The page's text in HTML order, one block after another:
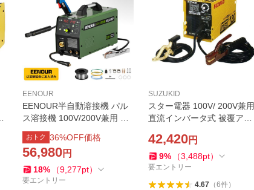
EENOUR
EENOUR半自動溶接機 パル
ス溶接機 100V/200V兼用 ア
ルミ溶接 1台5役 使用率60％
160A ガス/ノンガスMIG MM
A TIG プロ者 工事用 DIY MI
G160P
おトク 36%OFF価格
56,980円
18% （9,277pt）
要エントリー
SUZUKID
スター電器 100V/ 200V兼用
直流インバータ式 被覆アー
スズキッド SUZUKID 被覆ア
ーク溶接機 SIM-120 返品種
別B
42,420円
9% （3,488pt）
要エントリー
4.67（6件）